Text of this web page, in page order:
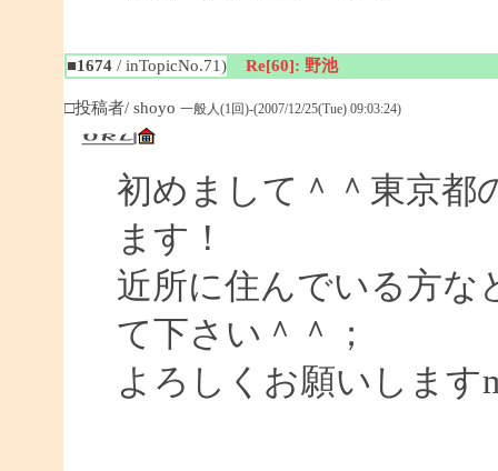
■1674/ inTopicNo.71) Re[60]: 野池
□投稿者/ shoyo 一般人(1回)-(2007/12/25(Tue) 09:03:24)
初めまして＾＾東京都
ます！
近所に住んでいる方な
て下さい＾＾；
よろしくお願いします